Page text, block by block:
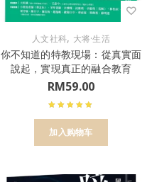
人文社科, 大将·生活
你不知道的特教現場：從真實面
說起，實現真正的融合教育
RM59.00
加入购物车